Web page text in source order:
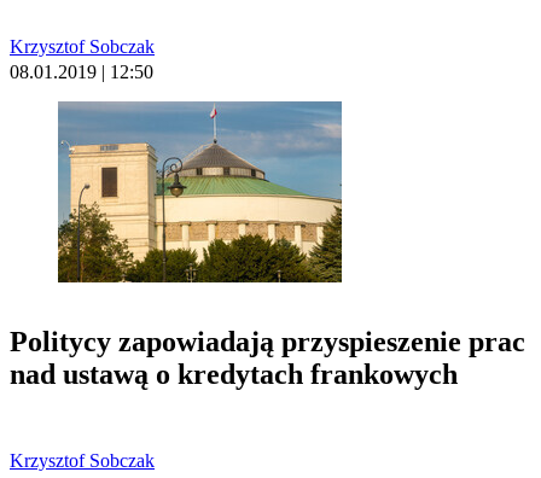
Krzysztof Sobczak
08.01.2019 | 12:50
Politycy zapowiadają przyspieszenie prac
nad ustawą o kredytach frankowych
Krzysztof Sobczak